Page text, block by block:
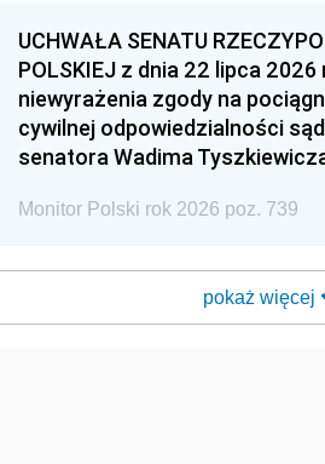
UCHWAŁA SENATU
POLSKIEJ z dnia 22 lipca 2026
niewyrażenia zgody na
cywilnej odpowiedzialności
senatora Wadima
Monitor Polski rok 2026 poz. 739
pokaż więcej